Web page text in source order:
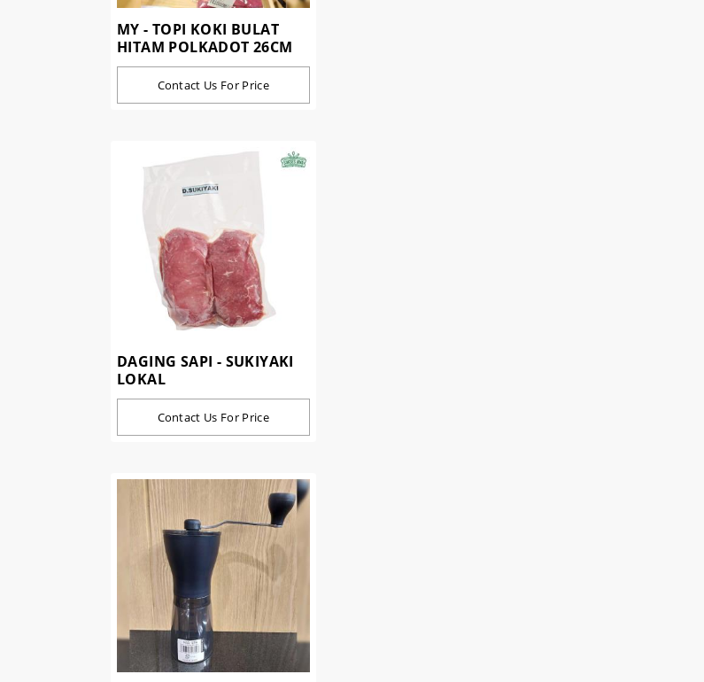
MY - TOPI KOKI BULAT
HITAM POLKADOT 26CM
Contact Us For Price
DAGING SAPI - SUKIYAKI
LOKAL
Contact Us For Price